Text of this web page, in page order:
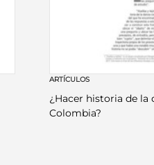
ARTÍCULOS
¿Hacer historia de la
Colombia?